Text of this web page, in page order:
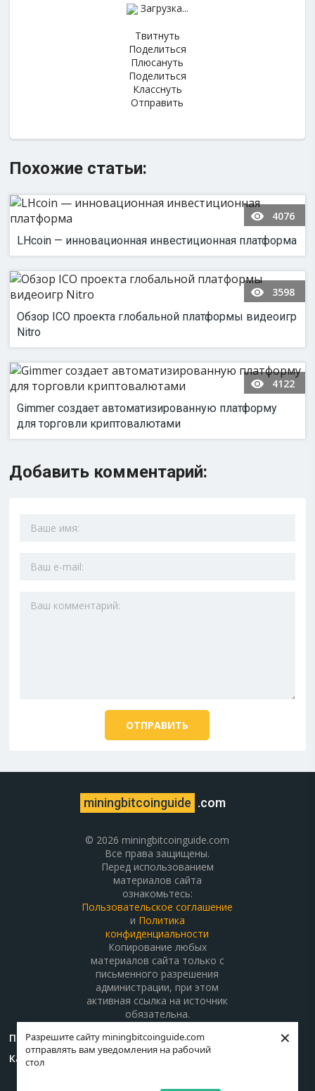
Разрешите сайту miningbitcoinguide.com
отправлять вам уведомления на рабочий
стол
×
Загрузка...
Твитнуть
Поделиться
Плюсануть
Поделиться
Класснуть
Отправить
Похожие статьи:
4076
LHcoin — инновационная инвестиционная платформа
3598
Обзор ICO проекта глобальной платформы видеоигр
Nitro
4122
Gimmer создает автоматизированную платформу
для торговли криптовалютами
Добавить комментарий:
miningbitcoinguide .com
© 2026 miningbitcoinguide.com
Все права защищены.
Перед использованием
материалов сайта
ознакомьтесь:
Пользовательское соглашение
и Политика
конфиденциальности
Копирование любых
материалов сайта только с
письменного разрешения
администрации, при этом
активная ссылка на источник
обязательна.
Поддержать проект
О проекте
Контакты
Карта сайта